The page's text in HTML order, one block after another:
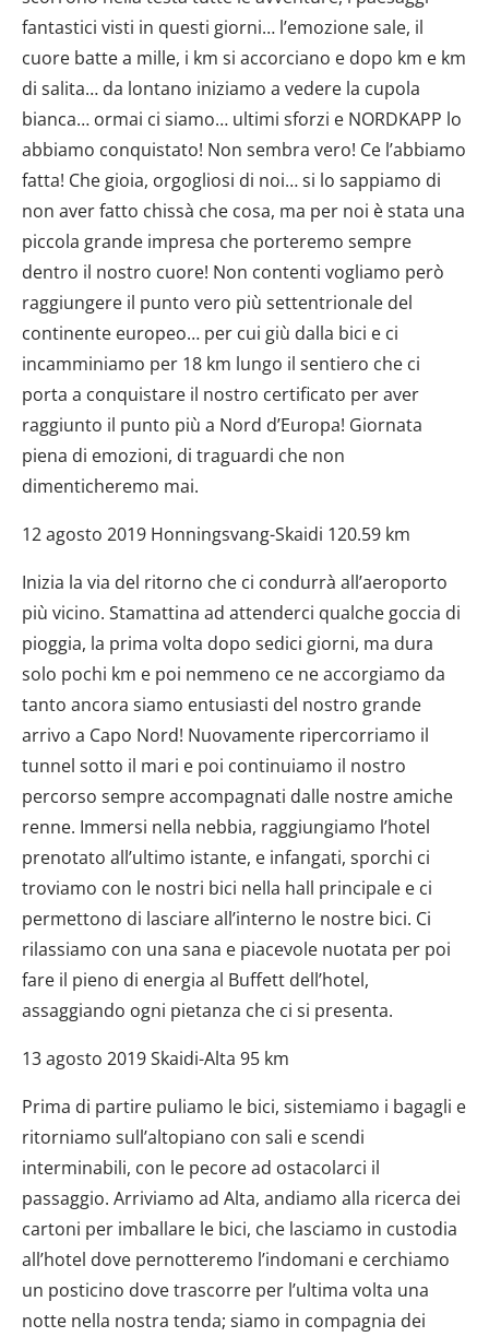
fantastici visti in questi giorni… l’emozione sale, il
cuore batte a mille, i km si accorciano e dopo km e km
di salita… da lontano iniziamo a vedere la cupola
bianca… ormai ci siamo… ultimi sforzi e NORDKAPP lo
abbiamo conquistato! Non sembra vero! Ce l’abbiamo
fatta! Che gioia, orgogliosi di noi… si lo sappiamo di
non aver fatto chissà che cosa, ma per noi è stata una
piccola grande impresa che porteremo sempre
dentro il nostro cuore! Non contenti vogliamo però
raggiungere il punto vero più settentrionale del
continente europeo… per cui giù dalla bici e ci
incamminiamo per 18 km lungo il sentiero che ci
porta a conquistare il nostro certificato per aver
raggiunto il punto più a Nord d’Europa! Giornata
piena di emozioni, di traguardi che non
dimenticheremo mai.
12 agosto 2019 Honningsvang-Skaidi 120.59 km
Inizia la via del ritorno che ci condurrà all’aeroporto
più vicino. Stamattina ad attenderci qualche goccia di
pioggia, la prima volta dopo sedici giorni, ma dura
solo pochi km e poi nemmeno ce ne accorgiamo da
tanto ancora siamo entusiasti del nostro grande
arrivo a Capo Nord! Nuovamente ripercorriamo il
tunnel sotto il mari e poi continuiamo il nostro
percorso sempre accompagnati dalle nostre amiche
renne. Immersi nella nebbia, raggiungiamo l’hotel
prenotato all’ultimo istante, e infangati, sporchi ci
troviamo con le nostri bici nella hall principale e ci
permettono di lasciare all’interno le nostre bici. Ci
rilassiamo con una sana e piacevole nuotata per poi
fare il pieno di energia al Buffett dell’hotel,
assaggiando ogni pietanza che ci si presenta.
13 agosto 2019 Skaidi-Alta 95 km
Prima di partire puliamo le bici, sistemiamo i bagagli e
ritorniamo sull’altopiano con sali e scendi
interminabili, con le pecore ad ostacolarci il
passaggio. Arriviamo ad Alta, andiamo alla ricerca dei
cartoni per imballare le bici, che lasciamo in custodia
all’hotel dove pernotteremo l’indomani e cerchiamo
un posticino dove trascorre per l’ultima volta una
notte nella nostra tenda; siamo in compagnia dei